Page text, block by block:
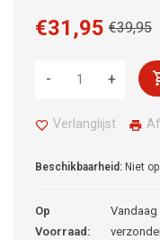
€39,95
€31,95
+
-
Verlanglijst
Beschikbaarheid: Niet
Op
Voorraad:
Vandaag